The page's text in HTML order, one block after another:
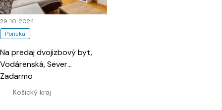
Ponuka
29. 10. 2024
Na predaj dvojizbový byt,
Vodárenská, Sever…
Košický kraj
Zadarmo